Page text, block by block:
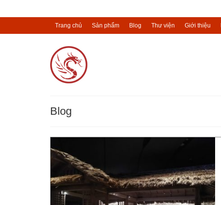
Trang chủ Sản phẩm Blog Thư viện Giới thiệu
Blog